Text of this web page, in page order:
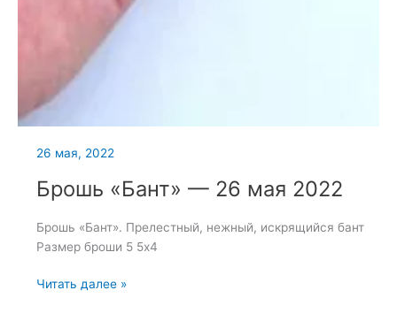
26 мая, 2022
Брошь «Бант» — 26 мая 2022
Брошь «Бант». Прелестный, нежный, искрящийся бант
Размер броши 5 5х4
Брошь
Читать далее »